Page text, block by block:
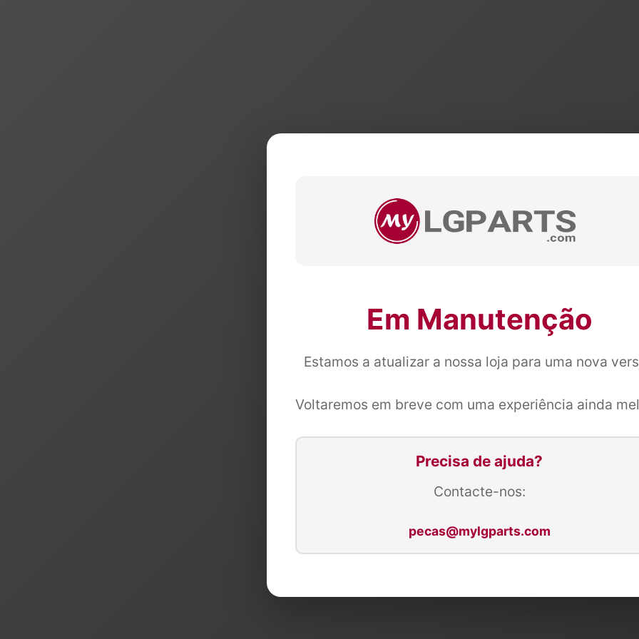
Em Manutenção
Estamos a atualizar a nossa loja para uma nova
Voltaremos em breve com uma experiência ainda
Precisa de ajuda?
Contacte-nos:
pecas@mylgparts.com